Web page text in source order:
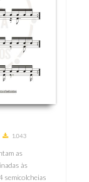
1.043
as
às
semicolcheias